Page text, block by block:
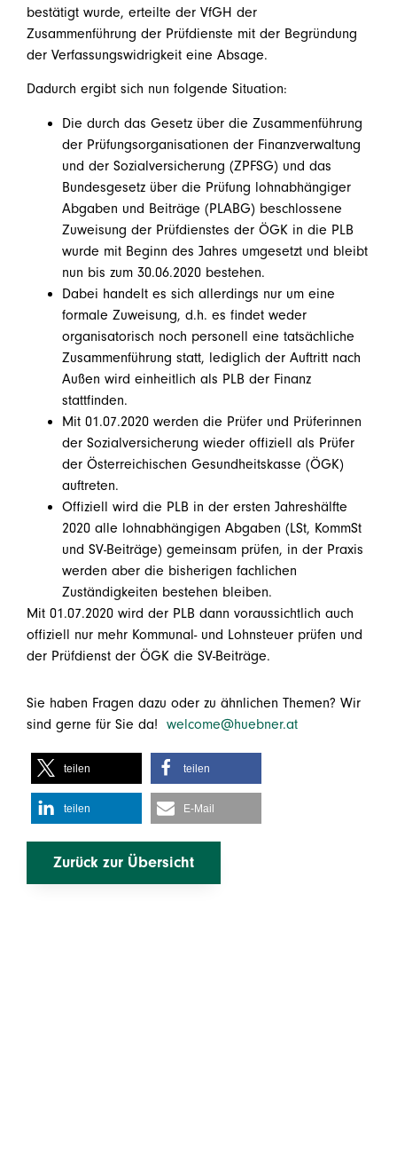
bestätigt wurde, erteilte der VfGH der
Zusammenführung der Prüfdienste mit der Begründung
der Verfassungswidrigkeit eine Absage.
Dadurch ergibt sich nun folgende Situation:
Die durch das Gesetz über die Zusammenführung
der Prüfungsorganisationen der Finanzverwaltung
und der Sozialversicherung (ZPFSG) und das
Bundesgesetz über die Prüfung lohnabhängiger
Abgaben und Beiträge (PLABG) beschlossene
Zuweisung der Prüfdienstes der ÖGK in die PLB
wurde mit Beginn des Jahres umgesetzt und bleibt
nun bis zum 30.06.2020 bestehen.
Dabei handelt es sich allerdings nur um eine
formale Zuweisung, d.h. es findet weder
organisatorisch noch personell eine tatsächliche
Zusammenführung statt, lediglich der Auftritt nach
Außen wird einheitlich als PLB der Finanz
stattfinden.
Mit 01.07.2020 werden die Prüfer und Prüferinnen
der Sozialversicherung wieder offiziell als Prüfer
der Österreichischen Gesundheitskasse (ÖGK)
auftreten.
Offiziell wird die PLB in der ersten Jahreshälfte
2020 alle lohnabhängigen Abgaben (LSt, KommSt
und SV-Beiträge) gemeinsam prüfen, in der Praxis
werden aber die bisherigen fachlichen
Zuständigkeiten bestehen bleiben.
Mit 01.07.2020 wird der PLB dann voraussichtlich auch
offiziell nur mehr Kommunal- und Lohnsteuer prüfen und
der Prüfdienst der ÖGK die SV-Beiträge.
Sie haben Fragen dazu oder zu ähnlichen Themen? Wir
sind gerne für Sie da! welcome@huebner.at
teilen teilen
teilen E-Mail
Zurück zur Übersicht